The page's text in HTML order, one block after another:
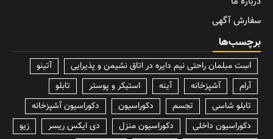
سفارش آگهی
برچسب‌ها
lسِت مبلمان راحتی نیم دایره در اتاق نشیمن و پذیرایی
آتینو
آرام
آشپزخانه آینه استیکر و پوستر
تابلو
تابلو شاسی
تجسم دکوراسیون
دکوراسیون آشپزخانه
دکوراسیون داخلی
دکوراسیون منزل دی ایکس ریسر
زیو